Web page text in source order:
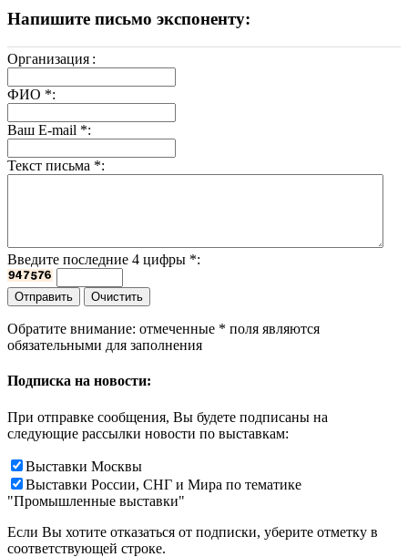
Напишите письмо экспоненту:
Организация :
ФИО *:
Ваш E-mail *:
Текст письма *:
Введите последние 4 цифры *:
Обратите внимание: отмеченные * поля являются
обязательными для заполнения
Подписка на новости:
При отправке сообщения, Вы будете подписаны на
следующие рассылки новости по выставкам:
Выставки Москвы
Выставки России, СНГ и Мира по тематике
"Промышленные выставки"
Если Вы хотите отказаться от подписки, уберите отметку в
соответствующей строке.